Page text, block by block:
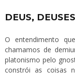
DEUS,
O entendimento
chamamos de
platonismo pelo
constrói as coisas